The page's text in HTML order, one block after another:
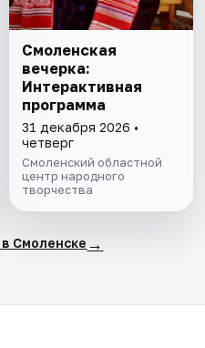
Смоленская
вечерка:
Интерактивная
программа
31 декабря 2026 •
четверг
Смоленский областной
центр народного
творчества
Смоленске →